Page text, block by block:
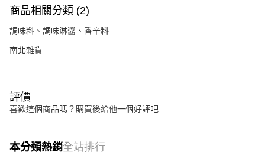
商品相關分類 (2)
調味料、調味淋醬、香辛料
南北雜貨
評價
喜歡這個商品嗎？購買後給他一個好評吧
本分類熱銷全站排行